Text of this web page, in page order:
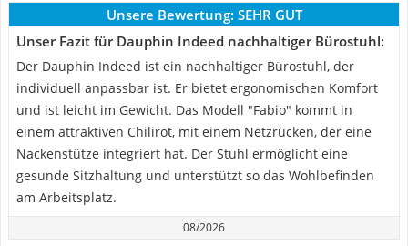
Unsere Bewertung: SEHR GUT
Unser Fazit für Dauphin Indeed nachhaltiger Bürostuhl:
Der Dauphin Indeed ist ein nachhaltiger Bürostuhl, der
individuell anpassbar ist. Er bietet ergonomischen Komfort
und ist leicht im Gewicht. Das Modell "Fabio" kommt in
einem attraktiven Chilirot, mit einem Netzrücken, der eine
Nackenstütze integriert hat. Der Stuhl ermöglicht eine
gesunde Sitzhaltung und unterstützt so das Wohlbefinden
am Arbeitsplatz.
08/2026